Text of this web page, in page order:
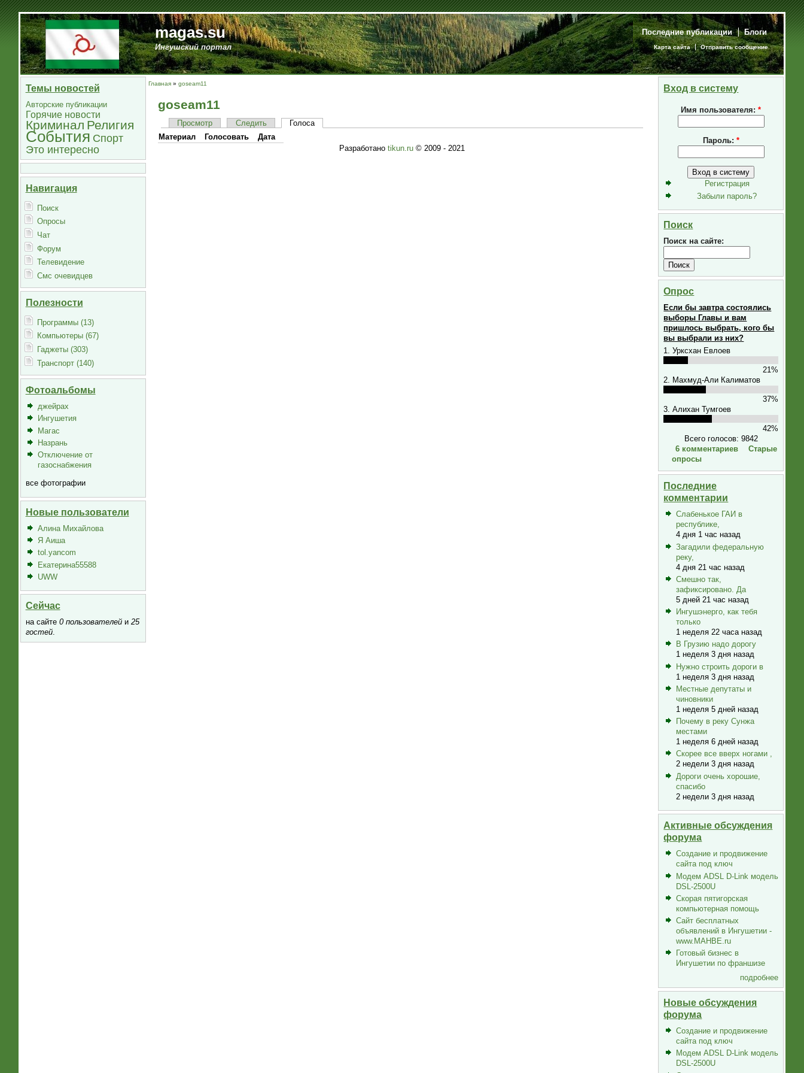
magas.su
Ингушский портал
Последние публикации Блоги
Карта сайта Отправить сообщение
Темы новостей
Авторские публикации
Горячие новости
Криминал Религия
События Спорт
Это интересно
Навигация
Поиск
Опросы
Чат
Форум
Телевидение
Смс очевидцев
Полезности
Программы (13)
Компьютеры (67)
Гаджеты (303)
Транспорт (140)
Фотоальбомы
джейрах
Ингушетия
Магас
Назрань
Отключение от
газоснабжения
все фотографии
Новые пользователи
Алина Михайлова
Я Аиша
tol.yancom
Екатерина55588
UWW
Сейчас
на сайте 0 пользователейи 25
гостей.
Главная» goseam11
goseam11
Просмотр Следить
Голоса
Материал
Голосовать
Дата
Разработано tikun.ru© 2009 - 2021
Вход в систему
Имя пользователя:*
Пароль: *
Регистрация
Забыли пароль?
Поиск
Поиск на сайте:
Опрос
Если бы завтра состоялись
выборы Главы и вам
пришлось выбрать, кого бы
вы выбрали из них?
1. Урксхан Евлоев
21%
2. Махмуд-Али Калиматов
37%
3. Алихан Тумгоев
42%
Всего голосов: 9842
6 комментариев
Старые
опросы
Последние
комментарии
Слабенькое ГАИ в
республике,
4 дня 1 час назад
Загадили федеральную
реку,
4 дня 21 час назад
Смешно так,
зафиксировано. Да
5 дней 21 час назад
Ингушэнерго, как тебя
только
1 неделя 22 часа назад
В Грузию надо дорогу
1 неделя 3 дня назад
Нужно строить дороги в
1 неделя 3 дня назад
Местные депутаты и
чиновники
1 неделя 5 дней назад
Почему в реку Сунжа
местами
1 неделя 6 дней назад
Скорее все вверх ногами ,
2 недели 3 дня назад
Дороги очень хорошие,
спасибо
2 недели 3 дня назад
Активные обсуждения
форума
Создание и продвижение
сайта под ключ
Модем ADSL D-Link модель
DSL-2500U
Скорая пятигорская
компьютерная помощь
Сайт бесплатных
объявлений в Ингушетии -
www.MAHBE.ru
Готовый бизнес в
Ингушетии по франшизе
подробнее
Новые обсуждения
форума
Создание и продвижение
сайта под ключ
Модем ADSL D-Link модель
DSL-2500U